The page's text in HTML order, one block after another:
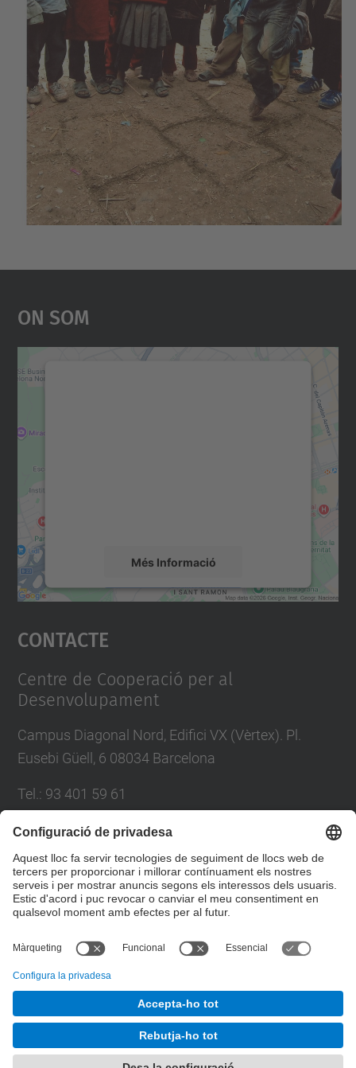
On Som
Més Informació
Accepta
powered by
Contacte
Centre de Cooperació per al
Desenvolupament
Campus Diagonal Nord, Edifici VX (Vèrtex). Pl.
Eusebi Güell, 6 08034 Barcelona
Tel.: 93 401 59 61
E-mail:info.ccd@upc.edu
Directori UPC
Formulari de contacte
© UPCCentre de Cooperació per al Desenvolupament de la
UPC. Gabinet d'Innovació i Comunitat
Desenvolupat amb